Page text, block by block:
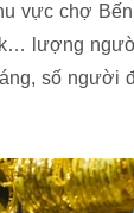
vực chợ
lượng
số người